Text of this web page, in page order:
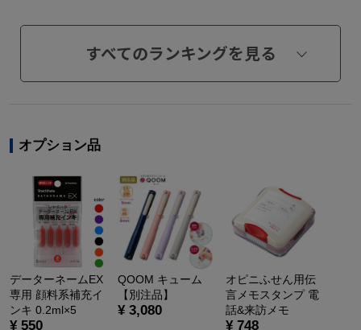
すべてのランキングを見る
オプション品
データーネームEX
専用 顔料系補充イ
ンキ 0.2ml×5
¥ 550
QOOM キューム
【別注品】
¥ 3,080
オピニふせん用伝
言メモスタンプ 電
話&来訪メモ
¥ 748